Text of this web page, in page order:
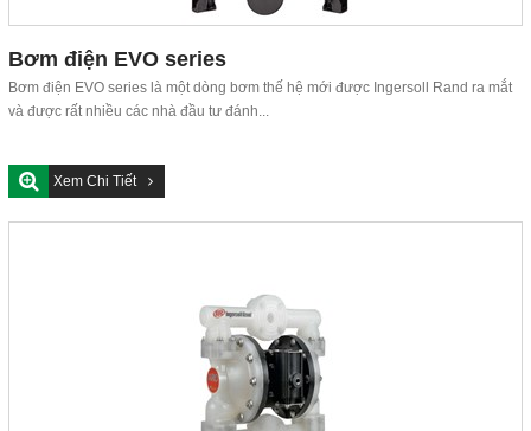
Bơm điện EVO series
Bơm điện EVO series là một dòng bơm thế hệ mới được Ingersoll Rand ra mắt
và được rất nhiều các nhà đầu tư đánh...
Xem Chi Tiết